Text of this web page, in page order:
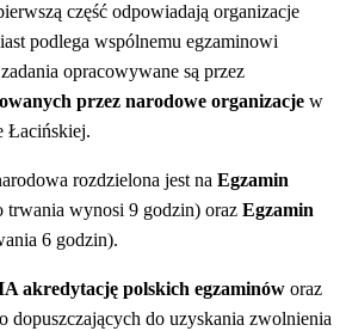
część odpowiadają organizacje
podlega wspólnemu egzaminowi
opracowywane są przez
przez narodowe organizacje w
Łacińskiej.
rozdzielona jest na Egzamin
trwania wynosi 9 godzin) oraz Egzamin
6 godzin).
akredytację polskich egzaminów oraz
dopuszczających do uzyskania zwolnienia